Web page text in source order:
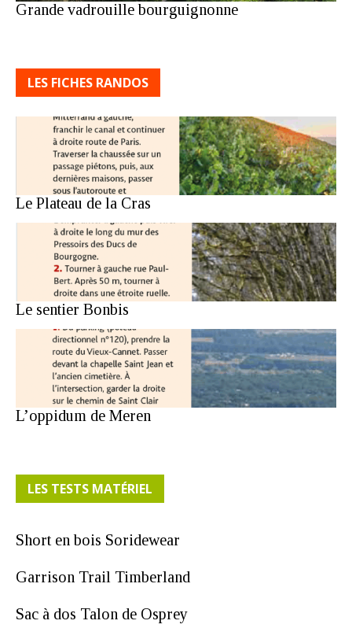
Grande vadrouille bourguignonne
LES FICHES RANDOS
Le Plateau de la Cras
Le sentier Bonbis
L’oppidum de Meren
LES TESTS MATÉRIEL
Short en bois Soridewear
Garrison Trail Timberland
Sac à dos Talon de Osprey